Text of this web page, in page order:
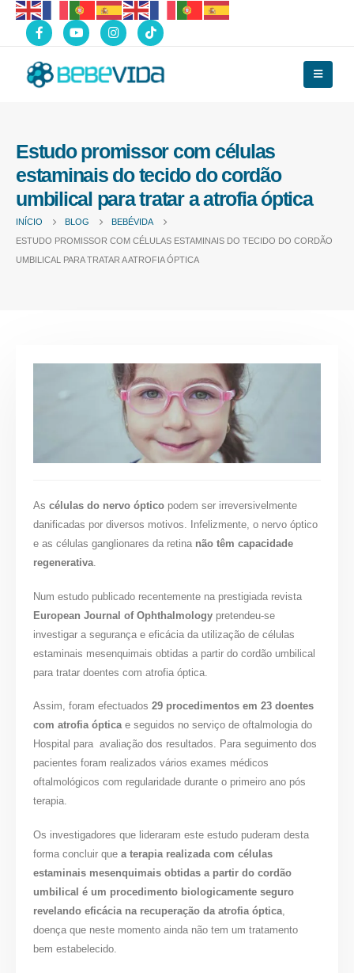
Estudo promissor com células
estaminais do tecido do cordão
umbilical para tratar a atrofia óptica
INÍCIO BLOG
BEBÉVIDA
ESTUDO PROMISSOR COM CÉLULAS ESTAMINAIS DO TECIDO DO CORDÃO
UMBILICAL PARA TRATAR A ATROFIA ÓPTICA
Ascélulas do nervo óptico podem ser irreversivelmente
danificadas por diversos motivos. Infelizmente, o nervo óptico
e as células ganglionares da retina não têm capacidade
regenerativa.
Num estudo publicado recentemente na prestigiada revista
European Journal of Ophthalmology pretendeu-se
investigar a segurança e eficácia da utilização de células
estaminais mesenquimais obtidas a partir do cordão umbilical
para tratar doentes com atrofia óptica.
Assim, foram efectuados29 procedimentos em 23 doentes
com atrofia ópticae seguidos no serviço de oftalmologia do
Hospital para avaliação dos resultados. Para seguimento dos
pacientes foram realizados vários exames médicos
oftalmológicos com regularidade durante o primeiro ano pós
terapia.
Os investigadores que lideraram este estudo puderam desta
forma concluir quea terapia realizada com células
estaminais mesenquimais obtidas a partir do cordão
umbilical é um procedimento biologicamente seguro
revelando eficácia na recuperação da atrofia óptica
doença que neste momento ainda não tem um tratamento
bem estabelecido.